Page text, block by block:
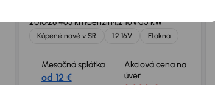
201028 463 kmBenzín1.2 16V55 kW
Kúpené nové v SR 1.2 16V El.okna
Mesačná splátka
od 12 €
Akciová cena na
úver